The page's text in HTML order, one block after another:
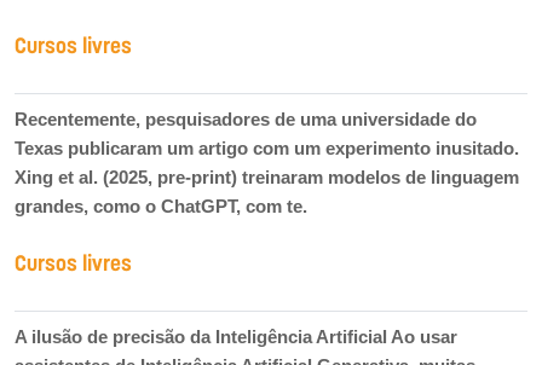
Cursos livres
Recentemente, pesquisadores de uma universidade do
Texas publicaram um artigo com um experimento inusitado.
Xing et al. (2025, pre-print) treinaram modelos de linguagem
grandes, como o ChatGPT, com te.
Cursos livres
A ilusão de precisão da Inteligência Artificial Ao usar